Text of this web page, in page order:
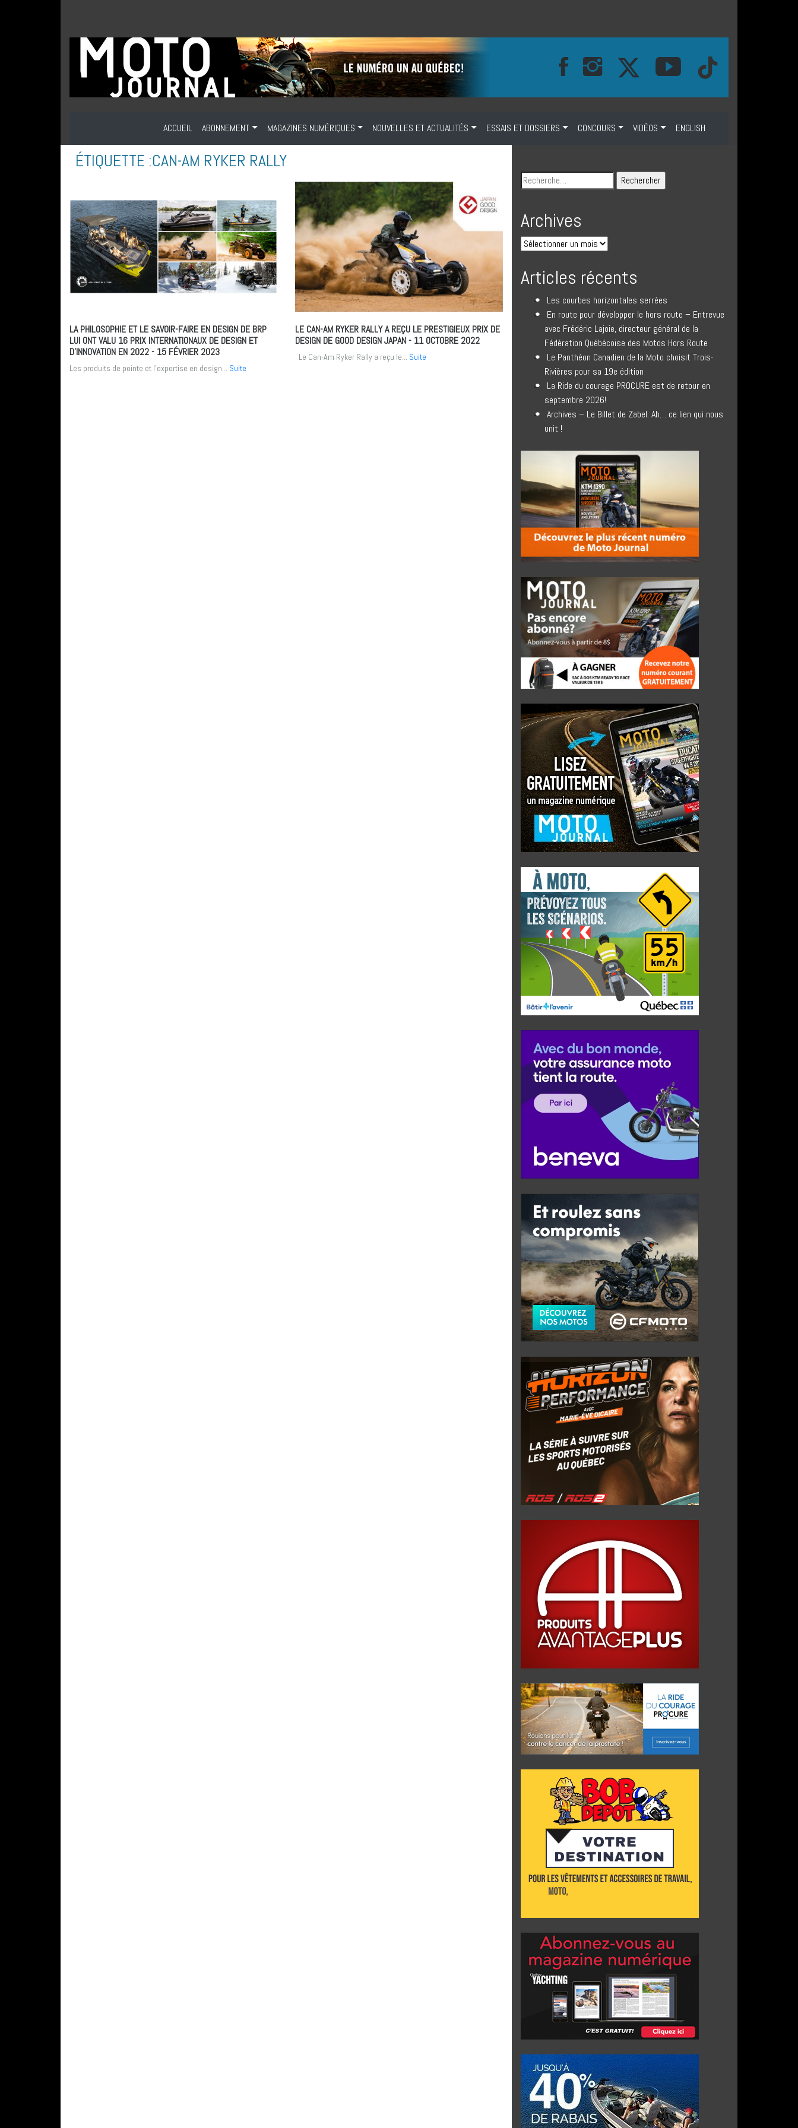
ACCUEIL ABONNEMENT MAGAZINES NUMÉRIQUES NOUVELLES ET ACTUALITÉS ESSAIS ET DOSSIERS CONCOURS VIDÉOS ENGLISH
ÉTIQUETTE :CAN-AM RYKER RALLY
LA PHILOSOPHIE ET LE SAVOIR-FAIRE EN DESIGN DE BRP
LUI ONT VALU 16 PRIX INTERNATIONAUX DE DESIGN ET
D’INNOVATION EN 2022- 15 FÉVRIER 2023
Les produits de pointe et l'expertise en design... Suite
LE CAN-AM RYKER RALLY A REÇU LE PRESTIGIEUX PRIX DE
DESIGN DE GOOD DESIGN JAPAN- 11 OCTOBRE 2022
Le Can-Am Ryker Rally a reçu le... Suite
Archives
Articles récents
Les courbes horizontales serrées
En route pour développer le hors route – Entrevue
avec Frédéric Lajoie, directeur général de la
Fédération Québécoise des Motos Hors Route
Le Panthéon Canadien de la Moto choisit Trois-
Rivières pour sa 19e édition
La Ride du courage PROCURE est de retour en
septembre 2026!
Archives – Le Billet de Zabel. Ah… ce lien qui nous
unit !